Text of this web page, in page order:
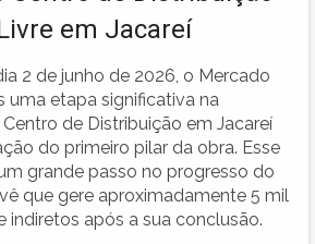
em Jacareí
2 de junho de 2026, o Mercado
uma etapa significativa na
de Distribuição em Jacareí
do primeiro pilar da obra. Esse
grande passo no progresso do
que gere aproximadamente 5 mil
indiretos após a sua conclusão.